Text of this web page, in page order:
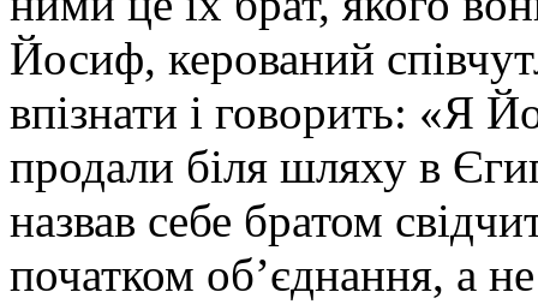
Йосиф, керований
впізнати і говорить: «Я
продали біля шляху в
назвав себе братом
початком об’єднання, а